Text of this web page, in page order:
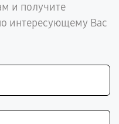
и получите
интересующему Вас